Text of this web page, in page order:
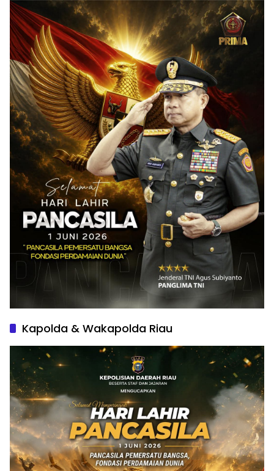
Kapolda & Wakapolda Riau